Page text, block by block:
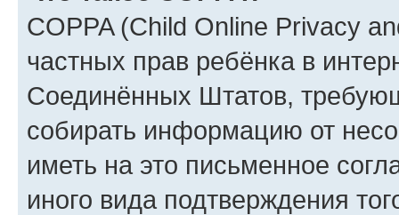
COPPA (Child Online Privacy
частных прав ребёнка в
Соединённых Штатов,
собирать информацию от
иметь на это письменное
иного вида подтверждения